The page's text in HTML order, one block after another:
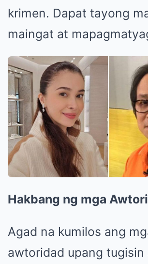
krimen. Dapat tayong
maingat at
Hakbang ng mga
Agad na kumilos ang
awtoridad upang tugisin